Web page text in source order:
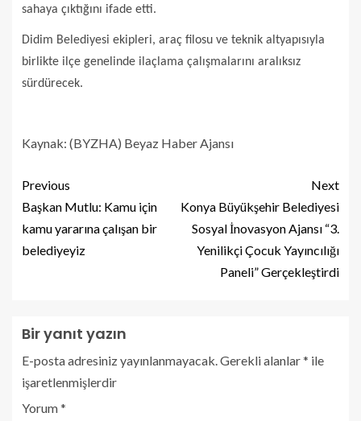
sahaya çıktığını ifade etti.
Didim Belediyesi ekipleri, araç filosu ve teknik altyapısıyla
birlikte ilçe genelinde ilaçlama çalışmalarını aralıksız
sürdürecek.
Kaynak: (BYZHA) Beyaz Haber Ajansı
Previous
Başkan Mutlu: Kamu için
kamu yararına çalışan bir
belediyeyiz
Next
Konya Büyükşehir Belediyesi
Sosyal İnovasyon Ajansı “3.
Yenilikçi Çocuk Yayıncılığı
Paneli” Gerçekleştirdi
Bir yanıt yazın
E-posta adresiniz yayınlanmayacak. Gerekli alanlar* ile
işaretlenmişlerdir
Yorum*